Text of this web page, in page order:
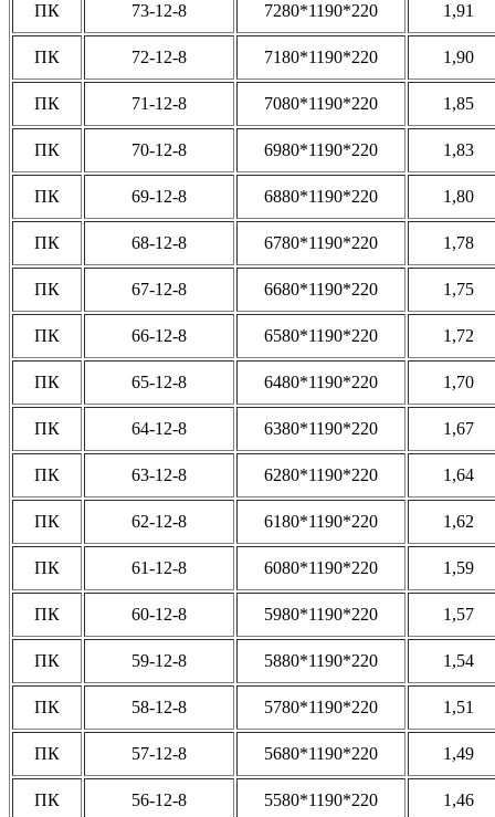
ПК 73-12-8 7280*1190*220 1,91
ПК 72-12-8 7180*1190*220 1,90
ПК 71-12-8 7080*1190*220 1,85
ПК 70-12-8 6980*1190*220 1,83
ПК 69-12-8 6880*1190*220 1,80
ПК 68-12-8 6780*1190*220 1,78
ПК 67-12-8 6680*1190*220 1,75
ПК 66-12-8 6580*1190*220 1,72
ПК 65-12-8 6480*1190*220 1,70
ПК 64-12-8 6380*1190*220 1,67
ПК 63-12-8 6280*1190*220 1,64
ПК 62-12-8 6180*1190*220 1,62
ПК 61-12-8 6080*1190*220 1,59
ПК 60-12-8 5980*1190*220 1,57
ПК 59-12-8 5880*1190*220 1,54
ПК 58-12-8 5780*1190*220 1,51
ПК 57-12-8 5680*1190*220 1,49
ПК 56-12-8 5580*1190*220 1,46